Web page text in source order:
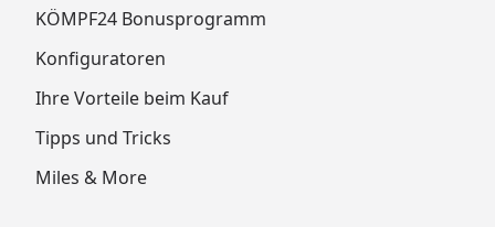
KÖMPF24 Bonusprogramm
Konfiguratoren
Ihre Vorteile beim Kauf
Tipps und Tricks
Miles & More